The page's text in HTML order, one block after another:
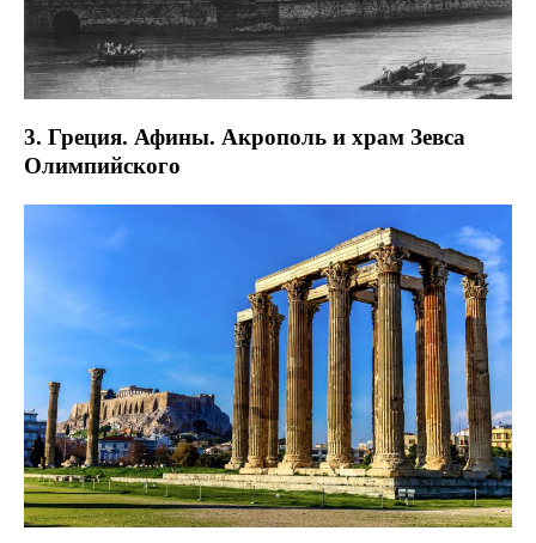
3. Греция. Афины. Акрополь и храм Зевса
Олимпийского